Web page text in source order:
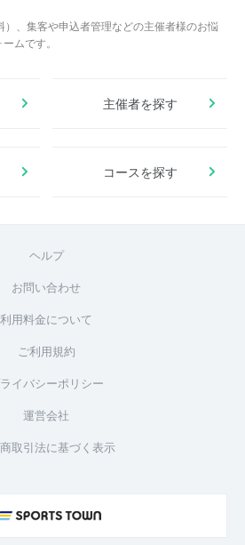
）、集客や申込者管理などの主催者様のお悩
ムです。
主催者を探す
コースを探す
ヘルプ
お問い合わせ
利用料金について
ご利用規約
イバシーポリシー
運営会社
取引法に基づく表示